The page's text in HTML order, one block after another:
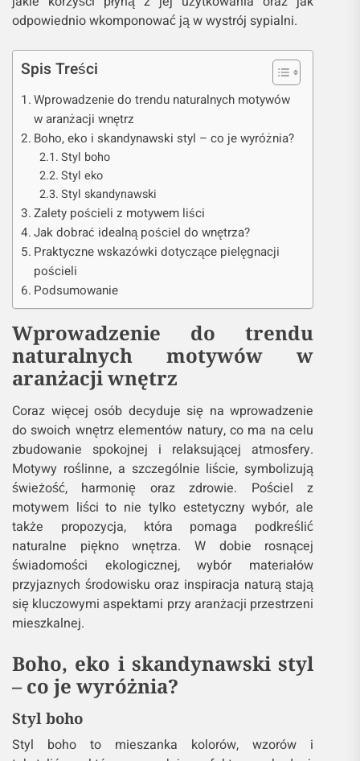
odpowiednio wkomponować ją w wystrój sypialni.
Spis Treści
Wprowadzenie do trendu naturalnych motywów
w aranżacji wnętrz
Boho, eko i skandynawski styl – co je wyróżnia?
Styl boho
Styl eko
Styl skandynawski
Zalety pościeli z motywem liści
Jak dobrać idealną pościel do wnętrza?
Praktyczne wskazówki dotyczące pielęgnacji
pościeli
Podsumowanie
Wprowadzenie do trendu
naturalnych motywów w
aranżacji wnętrz
Coraz więcej osób decyduje się na wprowadzenie
do swoich wnętrz elementów natury, co ma na celu
zbudowanie spokojnej i relaksującej atmosfery.
Motywy roślinne, a szczególnie liście, symbolizują
świeżość, harmonię oraz zdrowie. Pościel z
motywem liści to nie tylko estetyczny wybór, ale
także propozycja, która pomaga podkreślić
naturalne piękno wnętrza. W dobie rosnącej
świadomości ekologicznej, wybór materiałów
przyjaznych środowisku oraz inspiracja naturą stają
się kluczowymi aspektami przy aranżacji przestrzeni
mieszkalnej.
Boho, eko i skandynawski styl
– co je wyróżnia?
Styl boho
Styl boho to mieszanka kolorów, wzorów i